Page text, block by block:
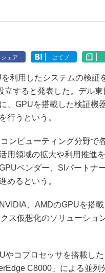
シェア はてブ
利用したシステムの検証
すると発表した。デル東
、GPUを搭載した検証機
行うという。
ンピューティング分野で
用領域の拡大や利用推進
ベンダー、SIパートナ
めるという。
、AMDのGPUを搭
ス仮想化のソリューショ
コプロセッサを搭載し
C8000」による並列